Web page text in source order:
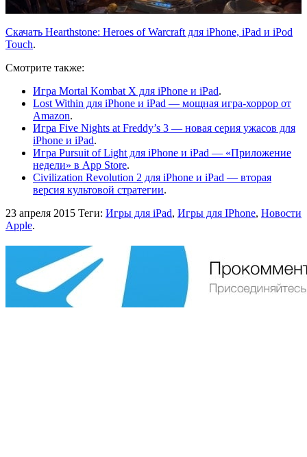
Скачать Hearthstone: Heroes of Warcraft для iPhone, iPad и iPod
Touch.
Смотрите также:
Игра Mortal Kombat X для iPhone и iPad.
Lost Within для iPhone и iPad — мощная игра-хоррор от
Amazon.
Игра Five Nights at Freddy’s 3 — новая серия ужасов для
iPhone и iPad.
Игра Pursuit of Light для iPhone и iPad — «Приложение
недели» в App Store.
Civilization Revolution 2 для iPhone и iPad — вторая
версия культовой стратегии.
23 апреля 2015 Теги: Игры для iPad, Игры для IPhone, Новости
Apple.